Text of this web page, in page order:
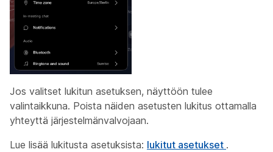
Jos valitset lukitun asetuksen, näyttöön tulee
valintaikkuna. Poista näiden asetusten lukitus ottamalla
yhteyttä järjestelmänvalvojaan.
Lue lisää lukitusta asetuksista: lukitut asetukset .